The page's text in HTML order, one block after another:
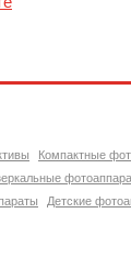
Компактные
Детские